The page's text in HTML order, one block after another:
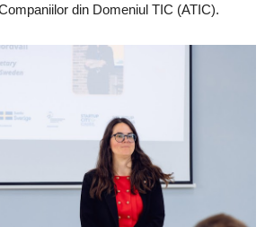
din Domeniul TIC (ATIC).